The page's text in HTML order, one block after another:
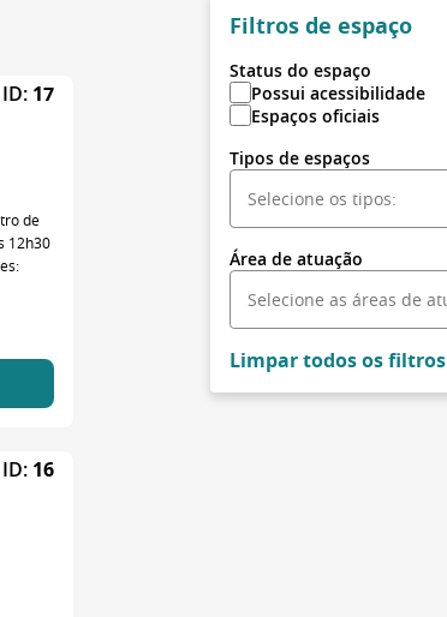
Filtros de espaço
Status do espaço
Possui acessibilidade
Espaços oficiais
Tipos de espaços
Área de atuação
Limpar todos os filtros
ID: 17
de
12h30
ID: 16